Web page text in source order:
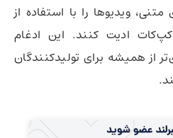
ویدیوها را با استفاده از
کپ‌کات ادیت کنند. این ادغام
از همیشه برای تولیدکنندگان